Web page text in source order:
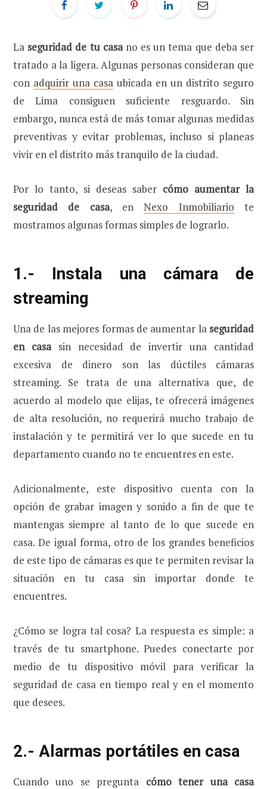
La seguridad de tu casano es un tema que deba ser
tratado a la ligera. Algunas personas consideran que
con adquirir una casa ubicada en un distrito seguro
de Lima consiguen suficiente resguardo. Sin
embargo, nunca está de más tomar algunas medidas
preventivas y evitar problemas, incluso si planeas
vivir en el distrito más tranquilo de la ciudad.
Por lo tanto, si deseas saber cómo aumentar la
seguridad de casa, enNexo Inmobiliario te
mostramos algunas formas simples de lograrlo.
1.- Instala una cámara de
streaming
Una de las mejores formas de aumentar la seguridad
en casasin necesidad de invertir una cantidad
excesiva de dinero son las dúctiles cámaras
streaming. Se trata de una alternativa que, de
acuerdo al modelo que elijas, te ofrecerá imágenes
de alta resolución, no requerirá mucho trabajo de
instalación y te permitirá ver lo que sucede en tu
departamento cuando no te encuentres en este.
Adicionalmente, este dispositivo cuenta con la
opción de grabar imagen y sonido a fin de que te
mantengas siempre al tanto de lo que sucede en
casa. De igual forma, otro de los grandes beneficios
de este tipo de cámaras es que te permiten revisar la
situación en tu casa sin importar donde te
encuentres.
¿Cómo se logra tal cosa? La respuesta es simple: a
través de tu smartphone. Puedes conectarte por
medio de tu dispositivo móvil para verificar la
seguridad de casa en tiempo real y en el momento
que desees.
2.- Alarmas portátiles en casa
Cuando uno se pregunta cómo tener una casa